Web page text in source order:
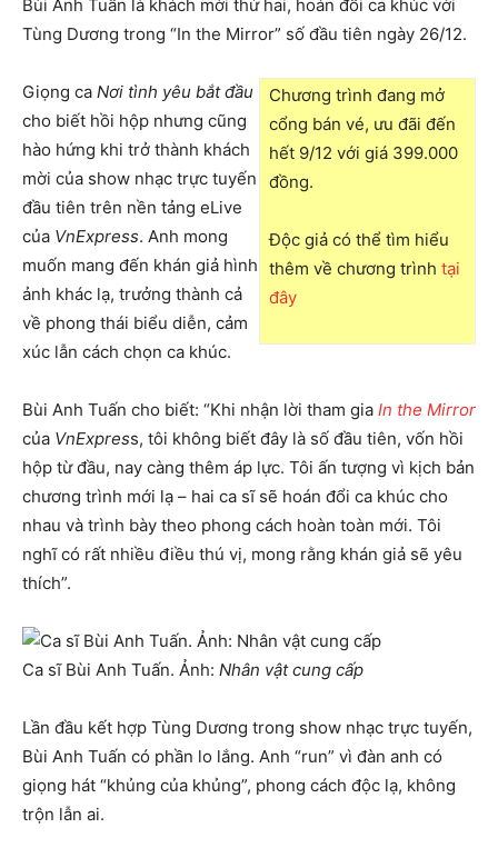
Bùi Anh Tuấn là khách mời thứ hai, hoán đổi ca khúc với
Tùng Dương trong “In the Mirror” số đầu tiên ngày 26/12.
Chương trình đang mở
cổng bán vé, ưu đãi đến
hết 9/12 với giá 399.000
đồng.
Độc giả có thể tìm hiểu
thêm về chương trình tại
đây
Giọng ca Nơi tình yêu bắt đầu
cho biết hồi hộp nhưng cũng
hào hứng khi trở thành khách
mời của show nhạc trực tuyến
đầu tiên trên nền tảng eLive
của VnExpress. Anh mong
muốn mang đến khán giả hình
ảnh khác lạ, trưởng thành cả
về phong thái biểu diễn, cảm
xúc lẫn cách chọn ca khúc.
Bùi Anh Tuấn cho biết: “Khi nhận lời tham gia In the Mirror
của VnExpress, tôi không biết đây là số đầu tiên, vốn hồi
hộp từ đầu, nay càng thêm áp lực. Tôi ấn tượng vì kịch bản
chương trình mới lạ – hai ca sĩ sẽ hoán đổi ca khúc cho
nhau và trình bày theo phong cách hoàn toàn mới. Tôi
nghĩ có rất nhiều điều thú vị, mong rằng khán giả sẽ yêu
thích”.
Ca sĩ Bùi Anh Tuấn. Ảnh: Nhân vật cung cấp
Lần đầu kết hợp Tùng Dương trong show nhạc trực tuyến,
Bùi Anh Tuấn có phần lo lắng. Anh “run” vì đàn anh có
giọng hát “khủng của khủng”, phong cách độc lạ, không
trộn lẫn ai.